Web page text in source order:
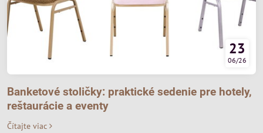
23
06/26
Banketové stoličky: praktické sedenie pre hotely,
reštaurácie a eventy
Čítajte viac